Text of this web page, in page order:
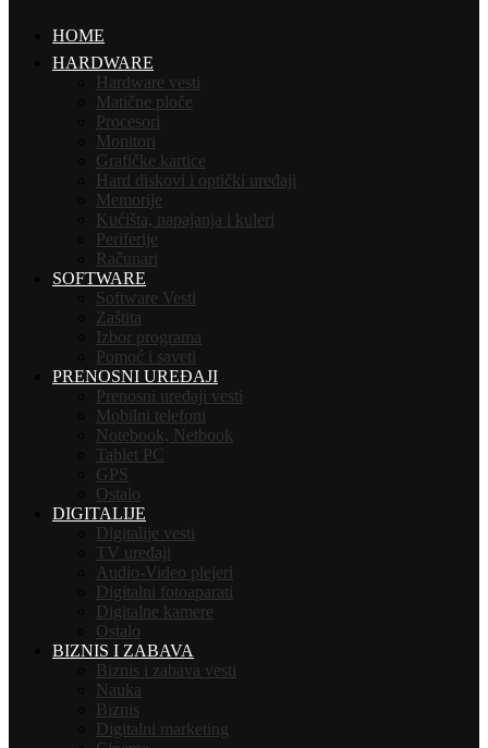
HOME
HARDWARE
Hardware vesti
Matične ploče
Procesori
Monitori
Grafičke kartice
Hard diskovi i optički uređaji
Memorije
Kućišta, napajanja i kuleri
Periferije
Računari
SOFTWARE
Software Vesti
Zaštita
Izbor programa
Pomoć i saveti
PRENOSNI UREĐAJI
Prenosni uređaji vesti
Mobilni telefoni
Notebook, Netbook
Tablet PC
GPS
Ostalo
DIGITALIJE
Digitalije vesti
TV uređaji
Audio-Video plejeri
Digitalni fotoaparati
Digitalne kamere
Ostalo
BIZNIS I ZABAVA
Biznis i zabava vesti
Nauka
Biznis
Digitalni marketing